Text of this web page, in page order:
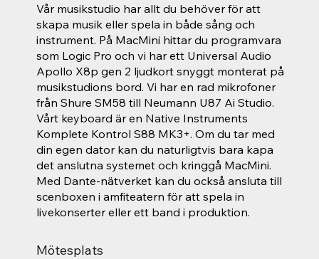
Vår musikstudio har allt du behöver för att
skapa musik eller spela in både sång och
instrument. På MacMini hittar du programvara
som Logic Pro och vi har ett Universal Audio
Apollo X8p gen 2 ljudkort snyggt monterat på
musikstudions bord. Vi har en rad mikrofoner
från Shure SM58 till Neumann U87 Ai Studio.
Vårt keyboard är en Native Instruments
Komplete Kontrol S88 MK3+. Om du tar med
din egen dator kan du naturligtvis bara kapa
det anslutna systemet och kringgå MacMini.
Med Dante-nätverket kan du också ansluta till
scenboxen i amfiteatern för att spela in
livekonserter eller ett band i produktion.
Mötesplats